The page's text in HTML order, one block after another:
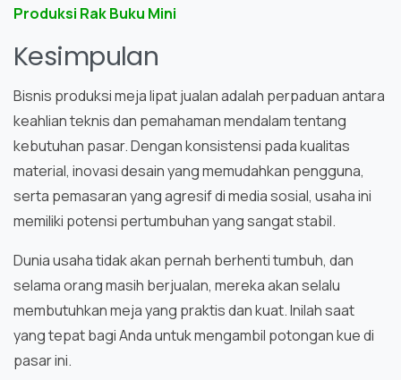
Produksi Rak Buku Mini
Kesimpulan
Bisnis produksi meja lipat jualan adalah perpaduan antara
keahlian teknis dan pemahaman mendalam tentang
kebutuhan pasar. Dengan konsistensi pada kualitas
material, inovasi desain yang memudahkan pengguna,
serta pemasaran yang agresif di media sosial, usaha ini
memiliki potensi pertumbuhan yang sangat stabil.
Dunia usaha tidak akan pernah berhenti tumbuh, dan
selama orang masih berjualan, mereka akan selalu
membutuhkan meja yang praktis dan kuat. Inilah saat
yang tepat bagi Anda untuk mengambil potongan kue di
pasar ini.